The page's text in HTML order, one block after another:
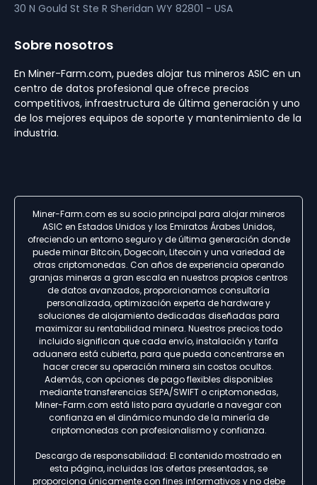
30 N Gould St Ste R Sheridan WY 82801 - USA
Sobre nosotros
En Miner-Farm.com, puedes alojar tus mineros ASIC en un
centro de datos profesional que ofrece precios
competitivos, infraestructura de última generación y uno
de los mejores equipos de soporte y mantenimiento de la
industria.
Miner-Farm.com es su socio principal para alojar mineros
ASIC en Estados Unidos y los Emiratos Árabes Unidos,
ofreciendo un entorno seguro y de última generación donde
puede minar Bitcoin, Dogecoin, Litecoin y una variedad de
otras criptomonedas. Con años de experiencia operando
granjas mineras a gran escala en nuestros propios centros
de datos avanzados, proporcionamos consultoría
personalizada, optimización experta de hardware y
soluciones de alojamiento dedicadas diseñadas para
maximizar su rentabilidad minera. Nuestros precios todo
incluido significan que cada envío, instalación y tarifa
aduanera está cubierta, para que pueda concentrarse en
hacer crecer su operación minera sin costos ocultos.
Además, con opciones de pago flexibles disponibles
mediante transferencias SEPA/SWIFT o criptomonedas,
Miner-Farm.com está listo para ayudarle a navegar con
confianza en el dinámico mundo de la minería de
criptomonedas con profesionalismo y confianza.
Descargo de responsabilidad: El contenido mostrado en
esta página, incluidas las ofertas presentadas, se
proporciona únicamente con fines informativos y no debe